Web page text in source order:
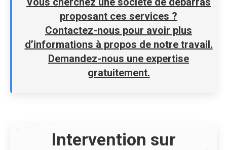
proposant ces services ?
Contactez-nous pour avoir plus
d’informations à propos de notre travail.
Demandez-nous une expertise
gratuitement.
Intervention sur